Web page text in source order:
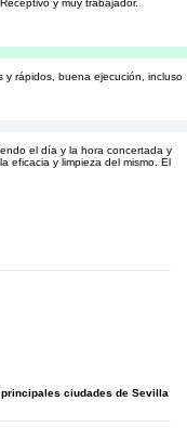
y muy trabajador.
y rápidos, buena ejecución, incluso
el día y la hora concertada y
eficacia y limpieza del mismo. El
ciudades de Sevilla